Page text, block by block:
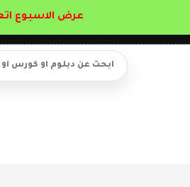
عرض الاسبوع اتعلم ب 75% خصم :